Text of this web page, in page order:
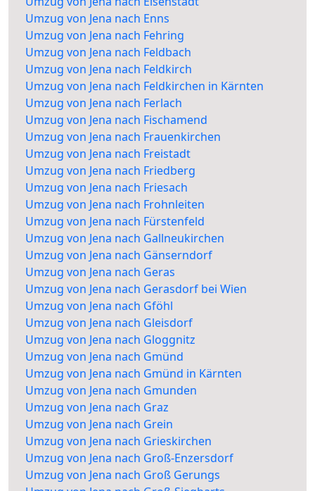
Umzug von Jena nach Enns
Umzug von Jena nach Fehring
Umzug von Jena nach Feldbach
Umzug von Jena nach Feldkirch
Umzug von Jena nach Feldkirchen in Kärnten
Umzug von Jena nach Ferlach
Umzug von Jena nach Fischamend
Umzug von Jena nach Frauenkirchen
Umzug von Jena nach Freistadt
Umzug von Jena nach Friedberg
Umzug von Jena nach Friesach
Umzug von Jena nach Frohnleiten
Umzug von Jena nach Fürstenfeld
Umzug von Jena nach Gallneukirchen
Umzug von Jena nach Gänserndorf
Umzug von Jena nach Geras
Umzug von Jena nach Gerasdorf bei Wien
Umzug von Jena nach Gföhl
Umzug von Jena nach Gleisdorf
Umzug von Jena nach Gloggnitz
Umzug von Jena nach Gmünd
Umzug von Jena nach Gmünd in Kärnten
Umzug von Jena nach Gmunden
Umzug von Jena nach Graz
Umzug von Jena nach Grein
Umzug von Jena nach Grieskirchen
Umzug von Jena nach Groß-Enzersdorf
Umzug von Jena nach Groß Gerungs